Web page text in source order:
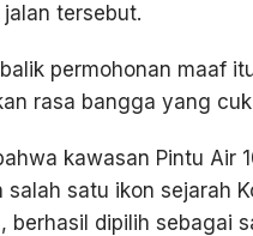
tersebut.
permohonan maaf
rasa bangga yang
kawasan Pintu Air
salah satu ikon sejarah
berhasil dipilih sebagai